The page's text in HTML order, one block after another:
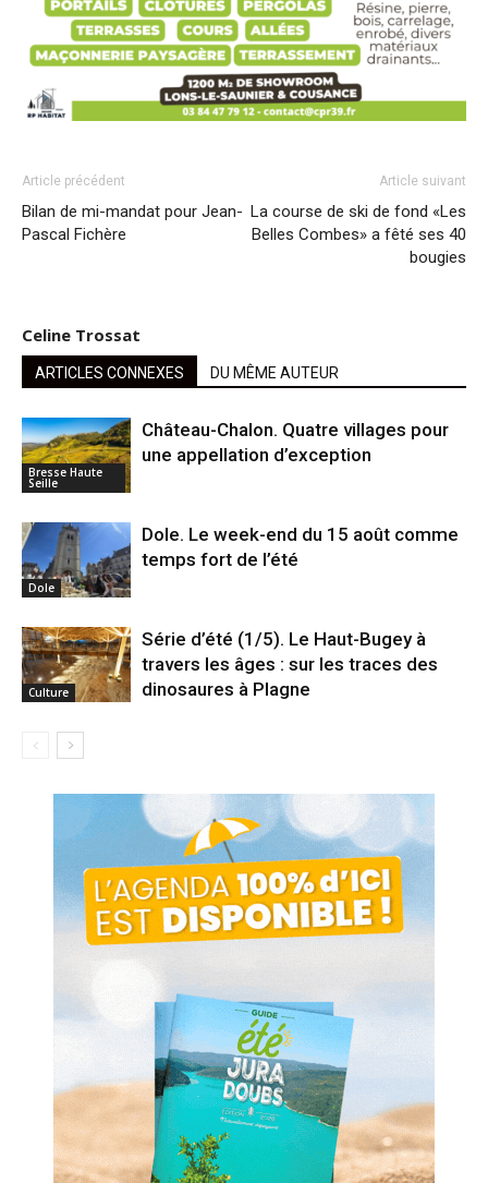
Article précédent
Bilan de mi-mandat pour Jean-
Pascal Fichère
Article suivant
La course de ski de fond «Les
Belles Combes» a fêté ses 40
bougies
Celine Trossat
ARTICLES CONNEXES DU MÊME AUTEUR
Bresse Haute
Seille
Château-Chalon. Quatre villages pour
une appellation d’exception
Dole
Dole. Le week-end du 15 août comme
temps fort de l’été
Culture
Série d’été (1/5). Le Haut-Bugey à
travers les âges : sur les traces des
dinosaures à Plagne